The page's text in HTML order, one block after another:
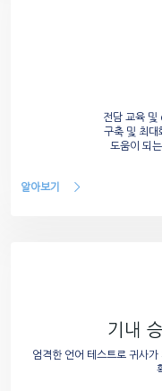
전담 교육 및
구축 및 최대
도움이 되
알아보기
기내
엄격한 언어 테스트로 귀사